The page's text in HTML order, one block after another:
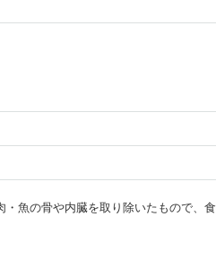
魚の骨や内臓を取り除いたもので、